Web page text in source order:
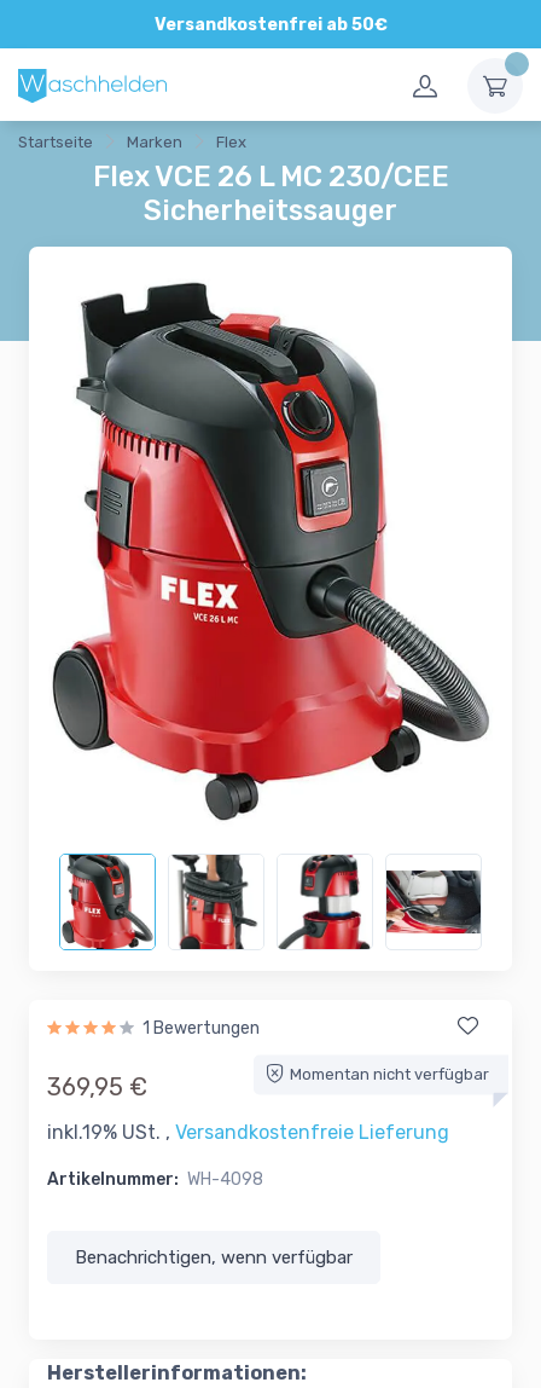
Versandkostenfrei ab 50€
Direkte und persönliche Beratung
Startseite Marken Flex
Flex VCE 26 L MC 230/CEE
Sicherheitssauger
1 Bewertungen
Momentan nicht verfügbar
369,95 €
inkl.19% USt. , Versandkostenfreie Lieferung
Artikelnummer: WH-4098
Benachrichtigen, wenn verfügbar
Herstellerinformationen: